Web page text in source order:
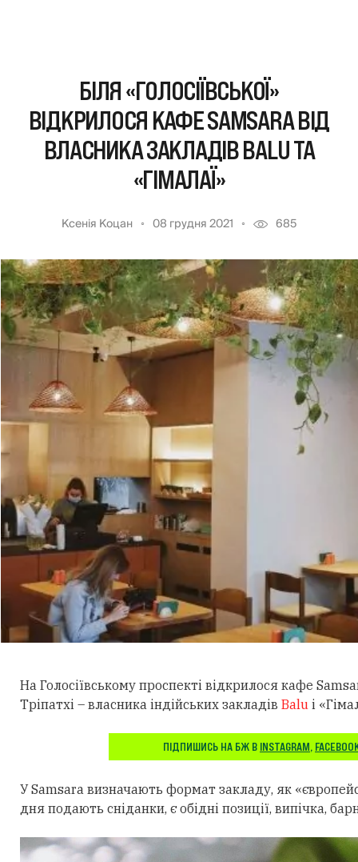
БІЛЯ «ГОЛОСІЇВСЬКОЇ»
ВІДКРИЛОСЯ КАФЕ SAMSARA ВІД
ВЛАСНИКА ЗАКЛАДІВ BALU ТА
«ГІМАЛАЇ»
Ксенія Коцан 08 грудня 2021 685
На Голосіївському проспекті відкрилося кафе
Тріпатхі – власника індійських закладів Balu і
ПІДПИШИСЬ НА БЖ В INSTAGRAM,
У Samsara визначають формат закладу, як
дня подають сніданки, є обідні позиції, випічка,